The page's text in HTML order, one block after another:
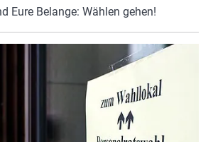
Eure Belange: Wählen gehen!